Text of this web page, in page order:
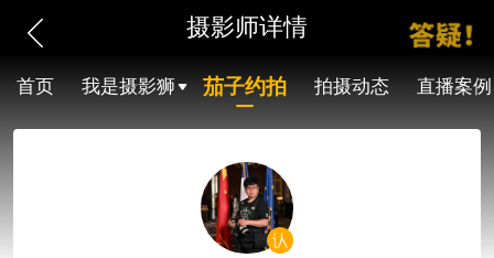
摄影师详情
首页 我是摄影狮 茄子约拍 拍摄动态 直播案例